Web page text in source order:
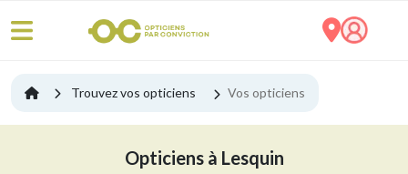
Trouvez vos opticiens Vos opticiens
Opticiens à Lesquin